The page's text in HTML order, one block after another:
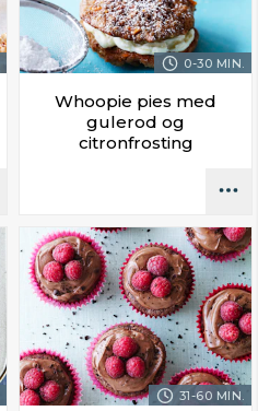
0-30 MIN.
Whoopie pies med
gulerod og
citronfrosting
31-60 MIN.